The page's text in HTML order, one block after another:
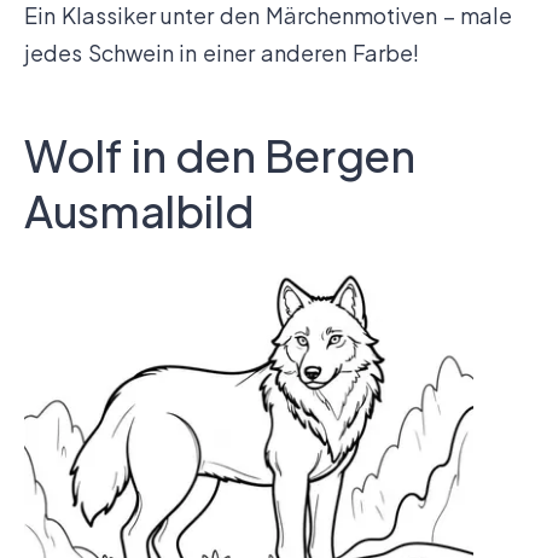
Ein Klassiker unter den Märchenmotiven – male
jedes Schwein in einer anderen Farbe!
Wolf in den Bergen
Ausmalbild